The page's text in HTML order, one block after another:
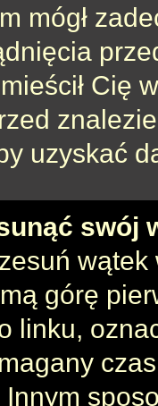
mógł
Cię
uzyskać
swój
górę
linku,
Innym